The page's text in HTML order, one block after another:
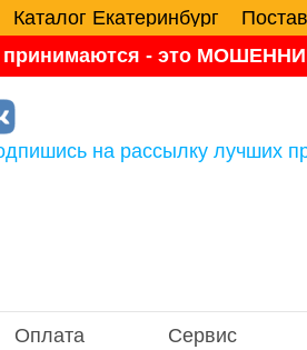
Каталог Екатеринбург
- это
на рассылку лучших
Оплата Сервис